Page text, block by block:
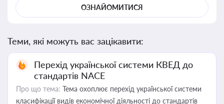
ОЗНАЙОМИТИСЯ
Теми, які можуть вас зацікавити:
Перехід української системи КВЕД до
стандартів NACE
Про що тема: Тема охоплює перехід української системи
класифікації видів економічної діяльності до стандартів